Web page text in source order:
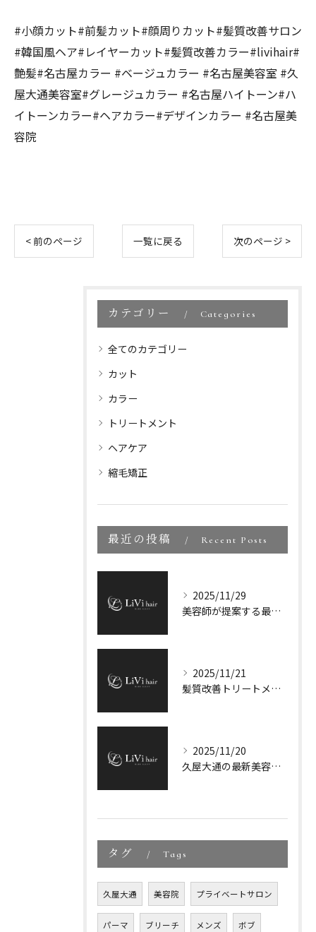
#小顔カット#前髪カット#顔周りカット#髪質改善サロン
#韓国風ヘア#レイヤーカット#髪質改善カラー#livihair#
艶髪#名古屋カラー #ベージュカラー #名古屋美容室 #久
屋大通美容室#グレージュカラー #名古屋ハイトーン#ハ
イトーンカラー#ヘアカラー#デザインカラー #名古屋美
容院
< 前のページ 一覧に戻る 次のページ >
カテゴリー Categories
全てのカテゴリー
カット
カラー
トリートメント
ヘアケア
縮毛矯正
最近の投稿 Recent Posts
2025/11/29
美容師が提案する最新トレンドヘアスタイル
2025/11/21
髪質改善トリートメントの選び方と効果
2025/11/20
久屋大通の最新美容トレンド解析
タグ Tags
久屋大通 美容院 プライベートサロン
パーマ ブリーチ メンズ ボブ